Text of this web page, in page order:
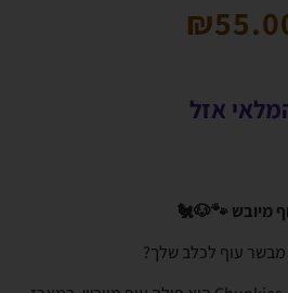
₪
אזל
עוף לכלב שלך?